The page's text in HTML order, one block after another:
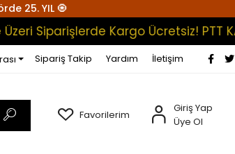
25. YIL 🧿
Kargo Ücretsiz! PTT
Sipariş Takip Yardım İletişim
Favorilerim
Giriş Yap
Üye Ol